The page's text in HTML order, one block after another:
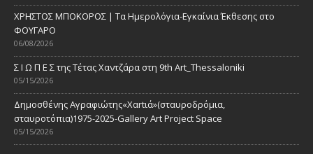
ΧΡΗΣΤΟΣ ΜΠΟΚΟΡΟΣ | Τα Ημερολόγια-Εγκαίνια Έκθεσης στο
ΦΟΥΓΑΡΟ
06/08/2026
Σ Ι Ω Π Ε Σ της Τέτας Χαντζάρα στη 9th Art_Thessaloniki
05/15/2026
Δημοσθένης Αγραφιώτης«Xαrtιά»(σταυροδρόμια,
σταυροτόπια)1975-2025-Gallery Art Project Space
05/15/2026